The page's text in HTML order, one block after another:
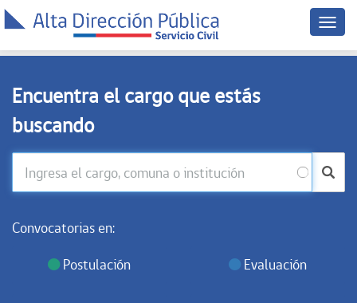
Menú
Encuentra el cargo que estás
buscando
Convocatorias en:
Postulación Evaluación